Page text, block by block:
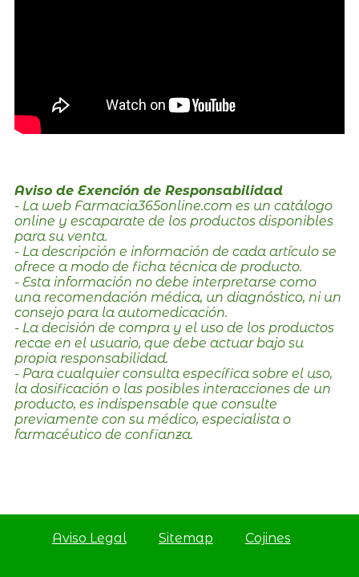
Aviso de Exención de Responsabilidad
- La web Farmacia365online.com es un catálogo
online y escaparate de los productos disponibles
para su venta.
- La descripción e información de cada artículo se
ofrece a modo de ficha técnica de producto.
- Esta información no debe interpretarse como
una recomendación médica, un diagnóstico, ni un
consejo para la automedicación.
- La decisión de compra y el uso de los productos
recae en el usuario, que debe actuar bajo su
propia responsabilidad.
- Para cualquier consulta específica sobre el uso,
la dosificación o las posibles interacciones de un
producto, es indispensable que consulte
previamente con su médico, especialista o
farmacéutico de confianza.
Aviso Legal Sitemap Cojines